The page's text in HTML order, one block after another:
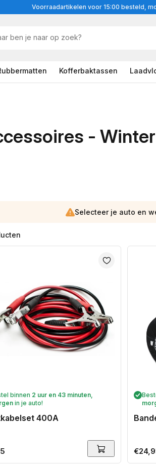
Voorraadartikelen voor 15:00 besteld,
Kofferbaktassen
-
Selecteer je auto en
binnen 2 uur en 43 minuten,
in je auto!
400A
prijs